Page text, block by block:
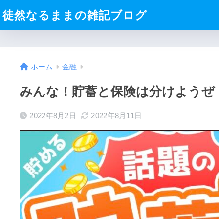
徒然なるままの雑記ブログ
ホーム 金融
みんな！貯蓄と保険は分けようぜ
2022年8月2日 2022年8月11日